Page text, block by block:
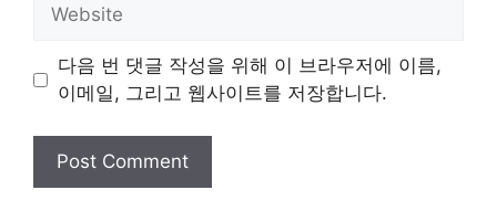
다음 번 댓글 작성을 위해 이 브라우저에 이름,
이메일, 그리고 웹사이트를 저장합니다.